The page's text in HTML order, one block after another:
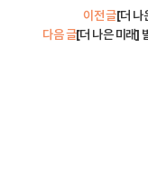
이전 글[더 나
[더 나은 미래]
다음 글